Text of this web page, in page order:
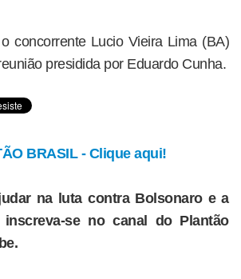
concorrente Lucio Vieira Lima (BA)
presidida por Eduardo Cunha.
BRASIL - Clique aqui!
na luta contra Bolsonaro e a
se no canal do Plantão